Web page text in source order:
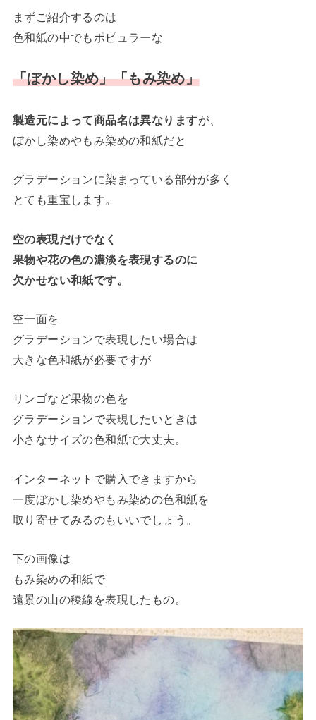
まずご紹介するのは
色和紙の中でもポピュラーな
「ぼかし染め」「もみ染め」
製造元によって商品名は異なりますが、
ぼかし染めやもみ染めの和紙だと
グラデーションに染まっている部分が多く
とても重宝します。
空の表現だけでなく
果物や花の色の濃淡を表現するのに
欠かせない和紙です。
空一面を
グラデーションで表現したい場合は
大きな色和紙が必要ですが
リンゴなど果物の色を
グラデーションで表現したいときは
小さなサイズの色和紙で大丈夫。
インターネットで購入できますから
一度ぼかし染めやもみ染めの色和紙を
取り寄せてみるのもいいでしょう。
下の画像は
もみ染めの和紙で
遠景の山の稜線を表現したもの。